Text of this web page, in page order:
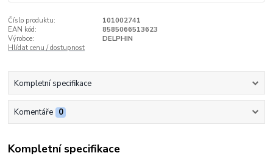
Číslo produktu:
101002741
EAN kód:
8585066513623
Výrobce:
DELPHIN
Hlídat cenu / dostupnost
Kompletní specifikace
Komentáře 0
Kompletní specifikace